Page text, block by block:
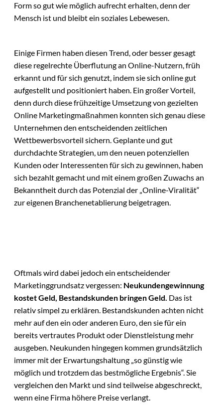
Form so gut wie möglich aufrecht erhalten, denn der
Mensch ist und bleibt ein soziales Lebewesen.
Einige Firmen haben diesen Trend, oder besser gesagt
diese regelrechte Überflutung an Online-Nutzern, früh
erkannt und für sich genutzt, indem sie sich online gut
aufgestellt und positioniert haben. Ein großer Vorteil,
denn durch diese frühzeitige Umsetzung von gezielten
Online Marketingmaßnahmen konnten sich genau diese
Unternehmen den entscheidenden zeitlichen
Wettbewerbsvorteil sichern. Geplante und gut
durchdachte Strategien, um den neuen potenziellen
Kunden oder Interessenten für sich zu gewinnen, haben
sich bezahlt gemacht und mit einem großen Zuwachs an
Bekanntheit durch das Potenzial der „Online-Viralität“
zur eigenen Branchenetablierung beigetragen.
Oftmals wird dabei jedoch ein entscheidender
Marketinggrundsatz vergessen: Neukundengewinnung
kostet Geld, Bestandskunden bringen Geld. Das ist
relativ simpel zu erklären. Bestandskunden achten nicht
mehr auf den ein oder anderen Euro, den sie für ein
bereits vertrautes Produkt oder Dienstleistung mehr
ausgeben. Neukunden hingegen kommen grundsätzlich
immer mit der Erwartungshaltung „so günstig wie
möglich und trotzdem das bestmögliche Ergebnis“. Sie
vergleichen den Markt und sind teilweise abgeschreckt,
wenn eine Firma höhere Preise verlangt.